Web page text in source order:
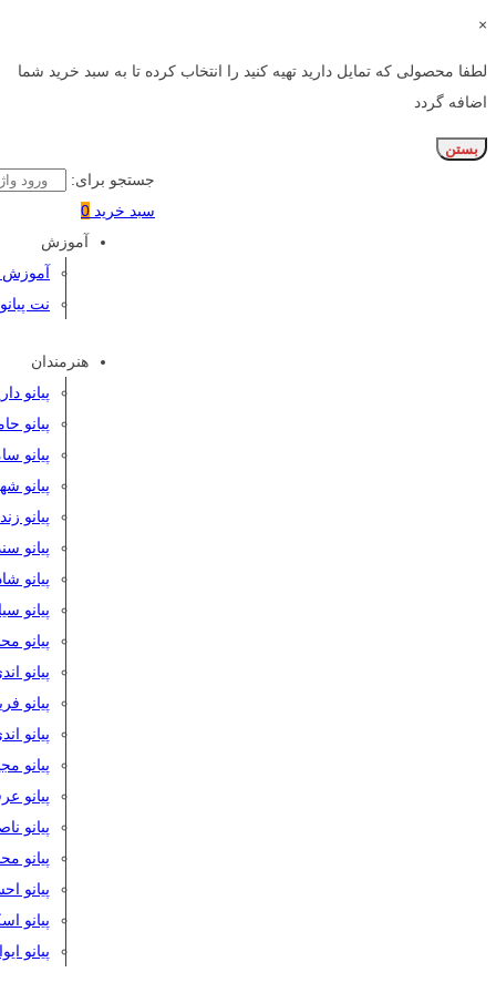
×
لطفا محصولی که تمایل دارید تهیه کنید را انتخاب کرده تا به سبد خرید شما
اضافه گردد
بستن
جستجو برای:
سبد خرید 0
آموزش
آموزش
نت پیانو
هنرمندان
پیانو
پیانو
پیانو
پیانو
پیانو
پیانو
پیانو
پیانو
پیانو
پیانو
پیانو
پیانو
پیانو
پیانو
پیانو
پیانو
پیانو
پیانو
پیانو